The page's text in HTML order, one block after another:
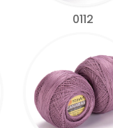
0112